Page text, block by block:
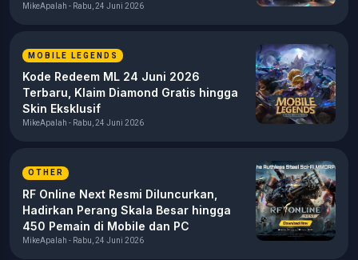
MikeApalah - Rabu, 24 Juni 2026
MOBILE LEGENDS
Kode Redeem ML 24 Juni 2026
Terbaru, Klaim Diamond Gratis hingga
Skin Eksklusif
MikeApalah - Rabu, 24 Juni 2026
OTHER
RF Online Next Resmi Diluncurkan,
Hadirkan Perang Skala Besar hingga
450 Pemain di Mobile dan PC
MikeApalah - Rabu, 24 Juni 2026